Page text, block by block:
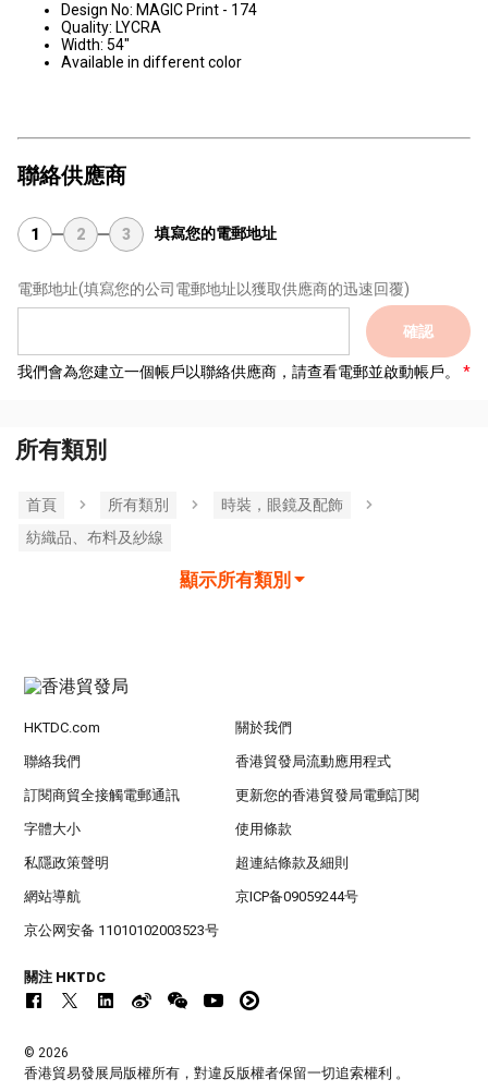
Design No: MAGIC Print - 174
Quality: LYCRA
Width: 54"
Available in different color
聯絡供應商
1 2 3 填寫您的電郵地址
電郵地址(填寫您的公司電郵地址以獲取供應商的迅速回覆)
確認
我們會為您建立一個帳戶以聯絡供應商，請查看電郵並啟動帳戶。
所有類別
首頁 所有類別
時裝，眼鏡及配飾
紡織品、布料及紗線
顯示所有類別
HKTDC.com 關於我們
聯絡我們 香港貿發局流動應用程式
訂閱商貿全接觸電郵通訊 更新您的香港貿發局電郵訂閱
字體大小 使用條款
私隱政策聲明 超連結條款及細則
網站導航 京ICP备09059244号
京公网安备 11010102003523号
關注 HKTDC
© 2026
香港貿易發展局版權所有，對違反版權者保留一切追索權利 。